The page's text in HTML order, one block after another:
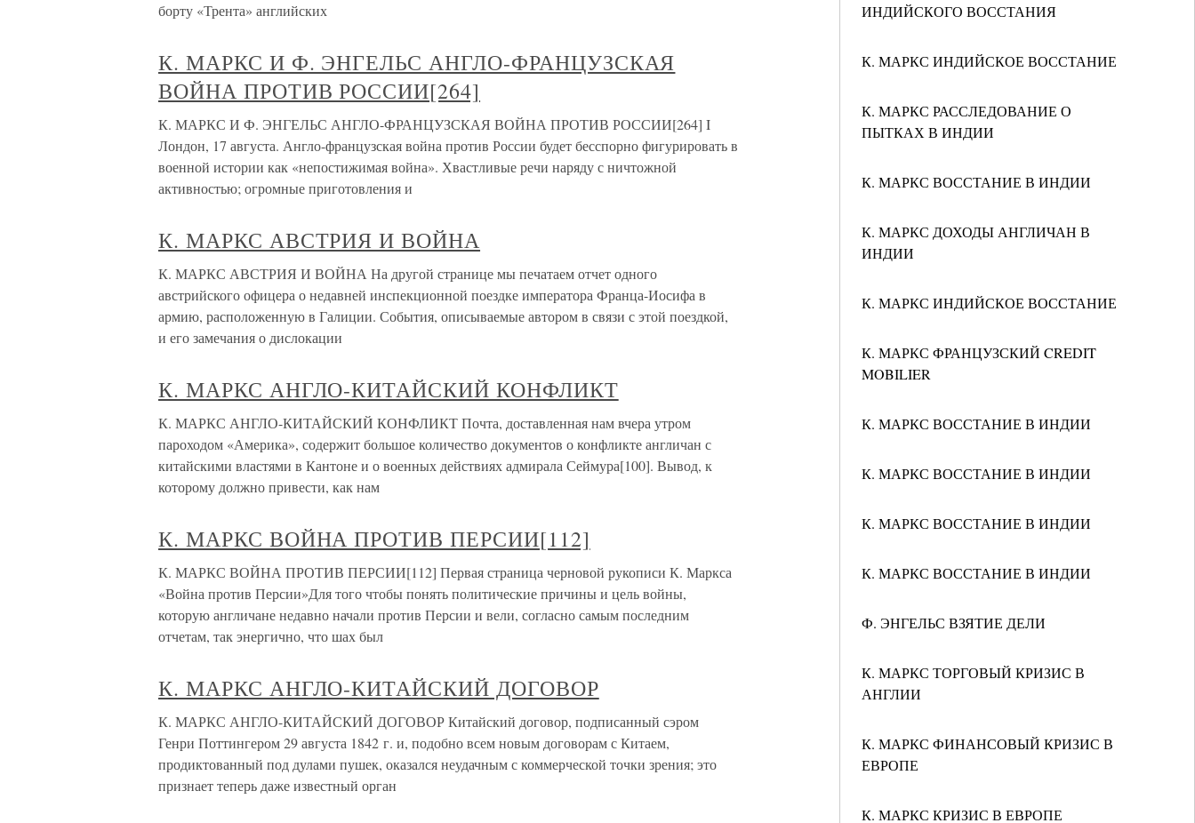
ИНДИЙСКОГО ВОССТАНИЯ
К. МАРКС ИНДИЙСКОЕ ВОССТАНИЕ
К. МАРКС РАССЛЕДОВАНИЕ О
ПЫТКАХ В ИНДИИ
К. МАРКС ВОССТАНИЕ В ИНДИИ
К. МАРКС ДОХОДЫ АНГЛИЧАН В
ИНДИИ
К. МАРКС ИНДИЙСКОЕ ВОССТАНИЕ
К. МАРКС ФРАНЦУЗСКИЙ CREDIT
MOBILIER
К. МАРКС ВОССТАНИЕ В ИНДИИ
К. МАРКС ВОССТАНИЕ В ИНДИИ
К. МАРКС ВОССТАНИЕ В ИНДИИ
К. МАРКС ВОССТАНИЕ В ИНДИИ
Ф. ЭНГЕЛЬС ВЗЯТИЕ ДЕЛИ
К. МАРКС ТОРГОВЫЙ КРИЗИС В
АНГЛИИ
К. МАРКС ФИНАНСОВЫЙ КРИЗИС В
ЕВРОПЕ
К. МАРКС КРИЗИС В ЕВРОПЕ
борту «Трента» английских
К. МАРКС И Ф. ЭНГЕЛЬС АНГЛО-ФРАНЦУЗСКАЯ
ВОЙНА ПРОТИВ РОССИИ[264]
К. МАРКС И Ф. ЭНГЕЛЬС АНГЛО-ФРАНЦУЗСКАЯ ВОЙНА ПРОТИВ РОССИИ[264] I
Лондон, 17 августа. Англо-французская война против России будет бесспорно фигурировать в
военной истории как «непостижимая война». Хвастливые речи наряду с ничтожной
активностью; огромные приготовления и
К. МАРКС АВСТРИЯ И ВОЙНА
К. МАРКС АВСТРИЯ И ВОЙНА На другой странице мы печатаем отчет одного
австрийского офицера о недавней инспекционной поездке императора Франца-Иосифа в
армию, расположенную в Галиции. События, описываемые автором в связи с этой поездкой,
и его замечания о дислокации
К. МАРКС АНГЛО-КИТАЙСКИЙ КОНФЛИКТ
К. МАРКС АНГЛО-КИТАЙСКИЙ КОНФЛИКТ Почта, доставленная нам вчера утром
пароходом «Америка», содержит большое количество документов о конфликте англичан с
китайскими властями в Кантоне и о военных действиях адмирала Сеймура[100]. Вывод, к
которому должно привести, как нам
К. МАРКС ВОЙНА ПРОТИВ ПЕРСИИ[112]
К. МАРКС ВОЙНА ПРОТИВ ПЕРСИИ[112] Первая страница черновой рукописи К. Маркса
«Война против Персии»Для того чтобы понять политические причины и цель войны,
которую англичане недавно начали против Персии и вели, согласно самым последним
отчетам, так энергично, что шах был
К. МАРКС АНГЛО-КИТАЙСКИЙ ДОГОВОР
К. МАРКС АНГЛО-КИТАЙСКИЙ ДОГОВОР Китайский договор, подписанный сэром
Генри Поттингером 29 августа 1842 г. и, подобно всем новым договорам с Китаем,
продиктованный под дулами пушек, оказался неудачным с коммерческой точки зрения; это
признает теперь даже известный орган